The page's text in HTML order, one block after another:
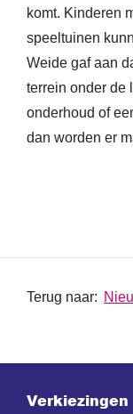
komt. Kinderen
speeltuinen
Weide gaf aan
terrein onder de
onderhoud of
dan worden er
Terug naar:
Verkiezingen